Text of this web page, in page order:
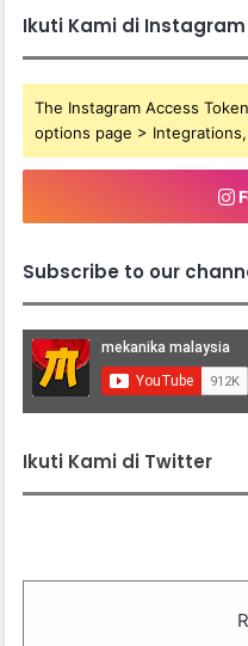
Ikuti Kami di Instagram
The Instagram Access
options page >
Subscribe to our
Ikuti Kami di Twitter